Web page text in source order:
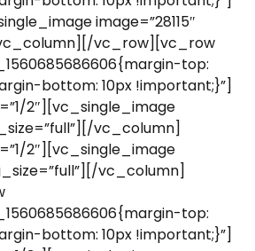
image=”28115″
vc_row][vc_row
top:
bottom: 10px !important;}”]
2″][vc_single_image
vc_column]
2″][vc_single_image
vc_column]
top:
bottom: 10px !important;}”]